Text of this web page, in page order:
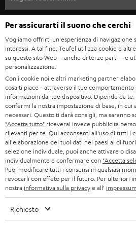
w
s
l
e
t
t
e
r
STEREO
BLUETOOTH
CUFFIE
CUFFIE BLUETOOTH
SET STEREO
ALTOPARLANTE
ULTIMA
CUFFIE IN-EAR
FANSHOP
CARRIERA
STAMPA
B2B
BLOG
NEWSLETTER
NEGOZI
VANTAGGI TEUFEL
LA NOSTRA STORIA
MANAGEMENT
GERMANIA
AUSTRIA
SVIZZERA
PAESI BASSI
BELGIO
FRANCIA
POLONIA
Per assicurarti il suono che cerchi
Vogliamo offrirti un'esperienza di navigazione
interessi. A tal fine, Teufel utilizza cookie e
su questo sito Web – anche di terze parti – e
personalizzazione.
Con i cookie noi e altri marketing partner
cosa ti piace - attraverso il tuo comportamento
informazioni dal tuo dispositivo. Dipende da te:
confermi la nostra impostazione di base, in cui
necessari. Questo ti darà consigli, ma saranno
"Accetta tutto" riceverai invece pubblicità
rilevanti per te. Qui acconsenti all'uso di tutti i
all'elaborazione dei tuoi dati nei paesi al di fuori
selezione individuale, puoi anche attivare o
individualmente e confermare con "Accetta
Puoi modificare tutti i consensi in qualsiasi
revocarli con effeto per il futuro. Per ulteriori
nostra informativa sulla privacye all' impressum
Richiesto